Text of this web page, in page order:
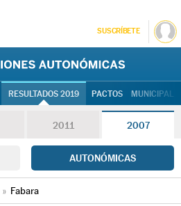
SUSCRÍBETE
RESULTADOS 2019 PACTOS
2011 2007
AUTONÓMICAS
» Fabara